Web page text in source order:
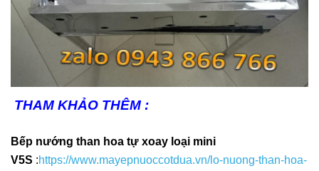
THAM KHẢO THÊM :
Bếp nướng than hoa tự xoay loại mini
V5S :https://www.mayepnuoccotdua.vn/lo-nuong-than-hoa-